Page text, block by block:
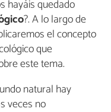
hayáis quedado
?. A lo largo de
el concepto
que
este tema.
natural hay
veces no